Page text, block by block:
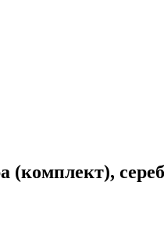
(комплект),